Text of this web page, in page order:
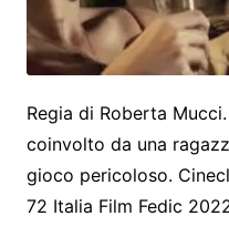
Regia di Roberta
coinvolto da una
gioco pericoloso.
72 Italia Film Fedic